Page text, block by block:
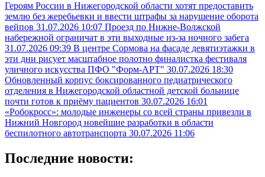
Героям России в Нижегородской области хотят предоставить
землю без жеребьевки и ввести штрафы за нарушение оборота
вейпов 31.07.2026 10:07 Проезд по Нижне-Волжской
набережной ограничат в эти выходные из-за ночного забега
31.07.2026 09:39 В центре Сормова на фасаде девятиэтажки в
эти дни рисует масштабное полотно финалистка фестиваля
уличного искусства ПФО "Форм-АРТ" 30.07.2026 18:30
Обновленный корпус боксированного педиатрического
отделения в Нижегородской областной детской больнице
почти готов к приёму пациентов 30.07.2026 16:01
«Робокросс»: молодые инженеры со всей страны привезли в
Нижний Новгород новейшие разработки в области
беспилотного автотранспорта 30.07.2026 11:06
Последние новости: